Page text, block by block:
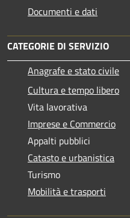
Documenti e dati
CATEGORIE DI SERVIZIO
Anagrafe e stato civile
Cultura e tempo libero
Vita lavorativa
Imprese e Commercio
Appalti pubblici
Catasto e urbanistica
Turismo
Mobilità e trasporti